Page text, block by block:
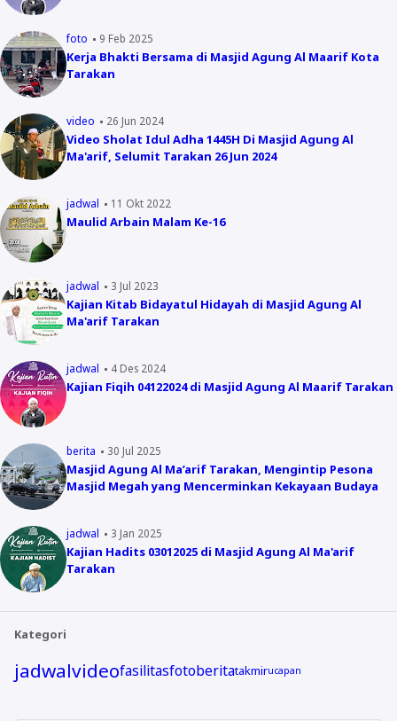
foto 9 Feb 2025
Kerja Bhakti Bersama di Masjid Agung Al Maarif Kota
Tarakan
video 26 Jun 2024
Video Sholat Idul Adha 1445H Di Masjid Agung Al
Ma'arif, Selumit Tarakan 26 Jun 2024
jadwal 11 Okt 2022
Maulid Arbain Malam Ke-16
jadwal 3 Jul 2023
Kajian Kitab Bidayatul Hidayah di Masjid Agung Al
Ma'arif Tarakan
jadwal 4 Des 2024
Kajian Fiqih 04122024 di Masjid Agung Al Maarif Tarakan
berita 30 Jul 2025
Masjid Agung Al Ma’arif Tarakan, Mengintip Pesona
Masjid Megah yang Mencerminkan Kekayaan Budaya
jadwal 3 Jan 2025
Kajian Hadits 03012025 di Masjid Agung Al Ma'arif
Tarakan
Kategori
jadwalvideofasilitasfotoberitatakmirucapan